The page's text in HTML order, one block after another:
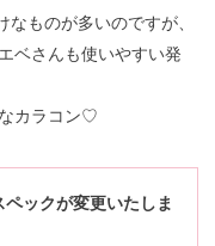
ものが多いのですが、
ベさんも使いやすい発
カラコン♡
ックが変更いたしま